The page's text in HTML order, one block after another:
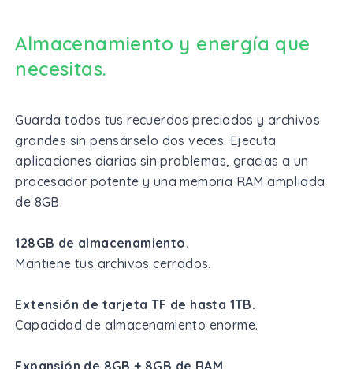
Almacenamiento y energía que
necesitas.
Guarda todos tus recuerdos preciados y archivos
grandes sin pensárselo dos veces. Ejecuta
aplicaciones diarias sin problemas, gracias a un
procesador potente y una memoria RAM ampliada
de 8GB.
128GB de almacenamiento.
Mantiene tus archivos cerrados.
Extensión de tarjeta TF de hasta 1TB.
Capacidad de almacenamiento enorme.
Expansión de 8GB + 8GB de RAM.